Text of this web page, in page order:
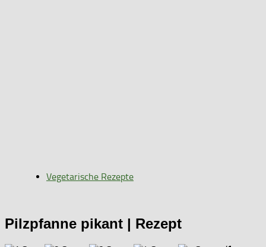
Vegetarische Rezepte
Pilzpfanne pikant | Rezept